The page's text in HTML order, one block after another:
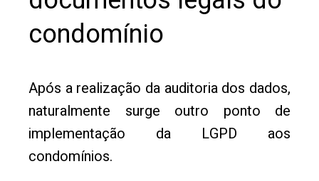
condomínio
Após a realização da auditoria dos dados,
naturalmente surge outro ponto de
implementação da LGPD aos
condomínios.